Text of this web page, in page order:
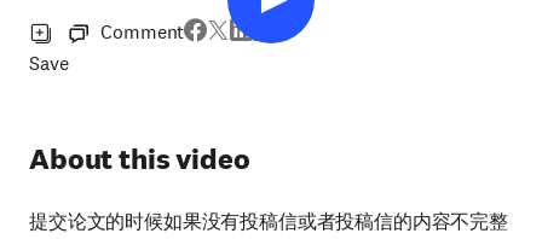
Save
Comment
About this video
提交论文的时候如果没有投稿信或者投稿信的内容不完整